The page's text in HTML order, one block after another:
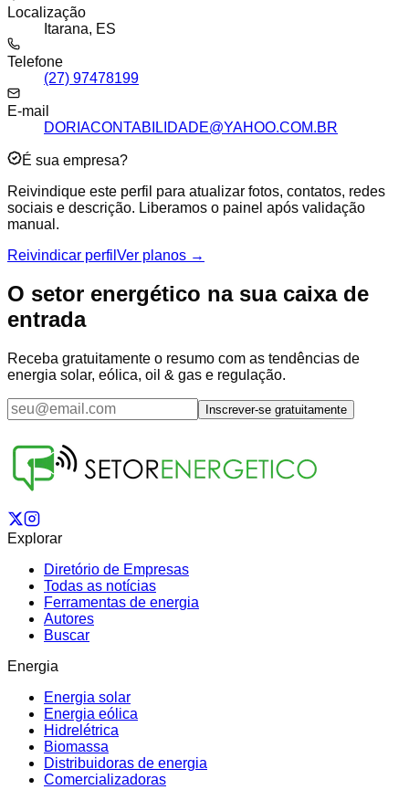
Localização
Itarana, ES
Telefone
(27) 97478199
E-mail
DORIACONTABILIDADE@YAHOO.COM.BR
É sua empresa?
Reivindique este perfil para atualizar fotos, contatos, redes
sociais e descrição. Liberamos o painel após validação
manual.
Reivindicar perfil Ver planos →
O setor energético na sua caixa de
entrada
Receba gratuitamente o resumo com as tendências de
energia solar, eólica, oil & gas e regulação.
Inscrever-se gratuitamente
Explorar
Diretório de Empresas
Todas as notícias
Ferramentas de energia
Autores
Buscar
Energia
Energia solar
Energia eólica
Hidrelétrica
Biomassa
Distribuidoras de energia
Comercializadoras